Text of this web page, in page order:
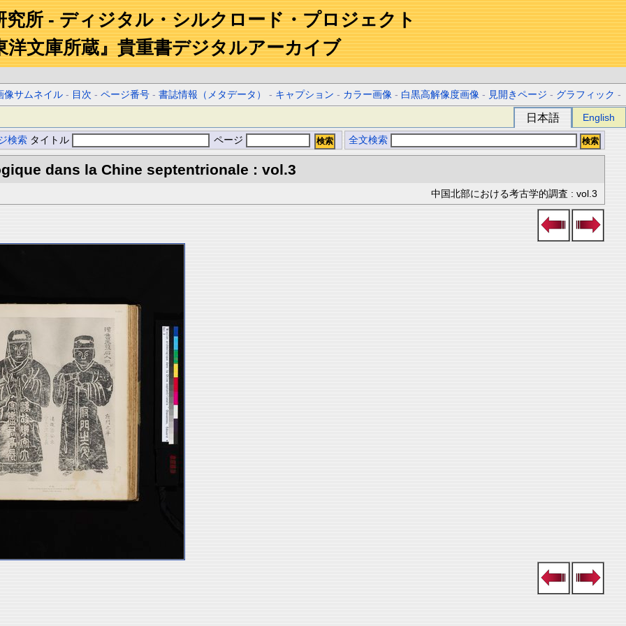
究所 - ディジタル・シルクロード・プロジェクト
洋文庫所蔵』貴重書デジタルアーカイブ
像サムネイル - 目次 -ページ番号 -書誌情報（メタデータ） - キャプション - カラー画像 - 白黒高解像度画像 - 見開きページ - グラフィック -
日本語 English
検索 タイトル ページ 全文検索
dans la Chine septentrionale : vol.3
中国北部における考古学的調査 : vol.3